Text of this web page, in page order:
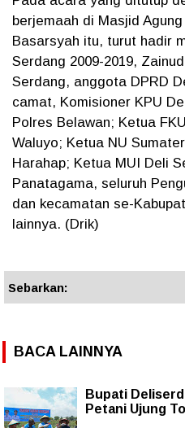
berjemaah di Masjid
Basarsyah itu, turut hadir
Serdang 2009-2019,
Serdang, anggota DPRD
camat, Komisioner KPU
Polres Belawan; Ketua
Waluyo; Ketua NU
Harahap; Ketua MUI Deli
Panatagama, seluruh
dan kecamatan se-
lainnya. (Drik)
Sebarkan:
BACA LAINNYA
Bupati
Petani Ujung